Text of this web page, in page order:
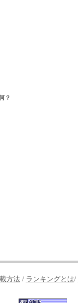
？
方法/ ランキングとは/